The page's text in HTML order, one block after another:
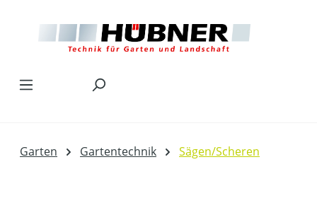
Garten Gartentechnik Sägen/Scheren